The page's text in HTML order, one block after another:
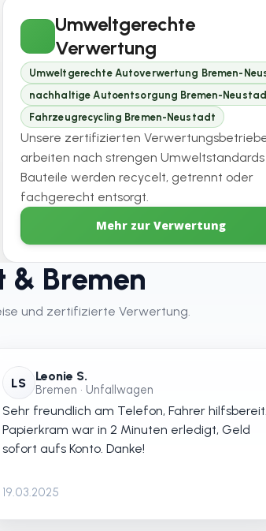
Umweltgerechte
Verwertung
Umweltgerechte Autoverwertung Bremen-
nachhaltige Autoentsorgung Bremen-
Fahrzeugrecycling Bremen-Neustadt
Unsere zertifizierten
arbeiten nach strengen Umweltstandards
Bauteile werden recycelt, getrennt oder
fachgerecht entsorgt.
Mehr zur Verwertung
& Bremen
und zertifizierte Verwertung.
LS Leonie S.
Bremen • Unfallwagen
Sehr freundlich am Telefon, Fahrer hilfsbereit.
Papierkram war in 2 Minuten erledigt, Geld
sofort aufs Konto. Danke!
19.03.2025